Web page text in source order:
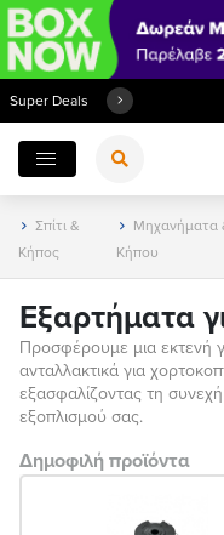
Super Deals
Σπίτι &
Κήπος
Μηχανήματα
Κήπου
Εξαρτήματα
Προσφέρουμε μια εκτενή
ανταλλακτικά για
εξασφαλίζοντας τη
εξοπλισμού σας.
Δημοφιλή προϊόντα